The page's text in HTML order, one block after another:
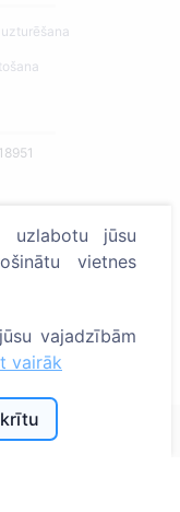
aizsargātas
jūsu
vietnes
vajadzībām
vairāk